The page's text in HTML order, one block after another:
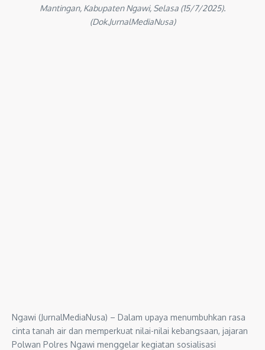
Mantingan, Kabupaten Ngawi, Selasa (15/7/2025).
(Dok.JurnalMediaNusa)
Ngawi (JurnalMediaNusa) – Dalam upaya menumbuhkan rasa
cinta tanah air dan memperkuat nilai-nilai kebangsaan, jajaran
Polwan Polres Ngawi menggelar kegiatan sosialisasi